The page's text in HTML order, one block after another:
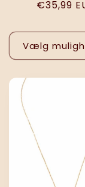
:
€35,99
Vælg